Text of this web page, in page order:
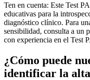
Ten en cuenta: Este Test
educativas para la
diagnóstico clínico. Para
sensibilidad, consulta a un
con experiencia en el Test
¿Cómo puede
identificar la